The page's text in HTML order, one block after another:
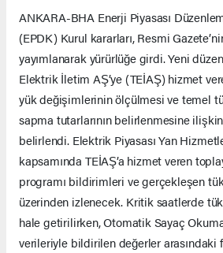
ANKARA-BHA Enerji Piyasası
(EPDK) Kurul kararları, Resmi
yayımlanarak yürürlüğe girdi. Yeni
Elektrik İletim AŞ’ye (TEİAŞ) hizmet
yük değişimlerinin ölçülmesi ve temel
sapma tutarlarının belirlenmesine
belirlendi. Elektrik Piyasası Yan
kapsamında TEİAŞ’a hizmet veren
programı bildirimleri ve gerçekleşen
üzerinden izlenecek. Kritik saatlerde
hale getirilirken, Otomatik Sayaç
verileriyle bildirilen değerler arasındaki